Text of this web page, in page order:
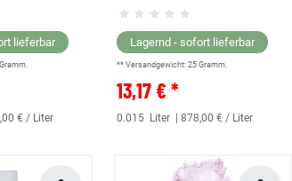
lieferbar
Gramm.
€ / Liter
Lagernd - sofort lieferbar
** Versandgewicht: 25 Gramm.
13,17 € *
0.015 Liter | 878,00 € / Liter